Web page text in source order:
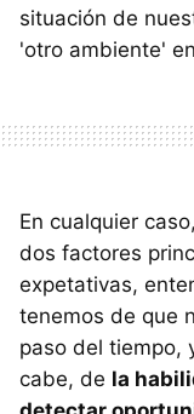
situación de
'otro ambiente'
En cualquier
dos factores
expetativas,
tenemos de que
paso del tiempo,
cabe, de la